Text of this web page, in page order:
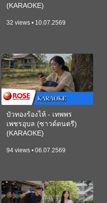
(KARAOKE)
32 views • 10.07.2569
บัวทองร้องไห้ - เทพพร
เพชรอุบล (ซาวด์ดนตรี)
(KARAOKE)
94 views • 06.07.2569